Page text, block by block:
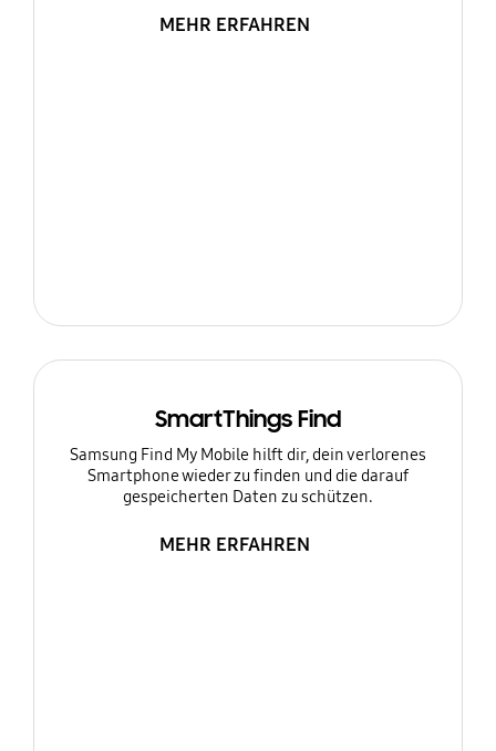
MEHR ERFAHREN
SmartThings Find
Samsung Find My Mobile hilft dir, dein verlorenes
Smartphone wieder zu finden und die darauf
gespeicherten Daten zu schützen.
MEHR ERFAHREN